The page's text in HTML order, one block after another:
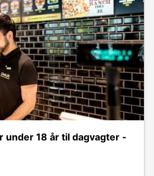
under 18 år til dagvagter -